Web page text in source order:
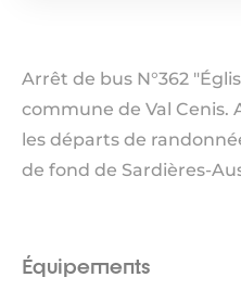
Arrêt de bus N°362
commune de Val Cenis.
les départs de
de fond de Sardières-
Équipements